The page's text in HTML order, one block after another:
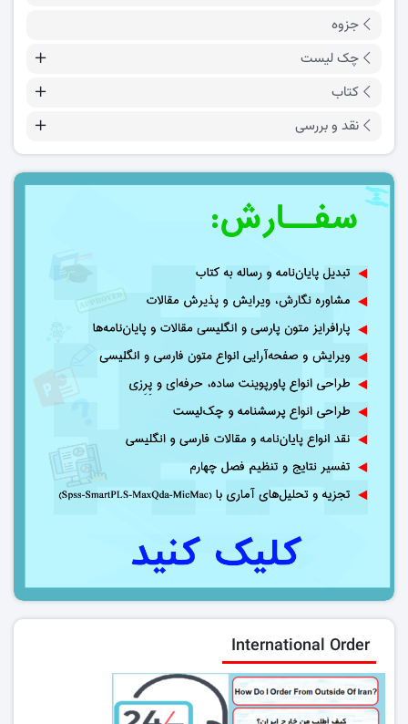
جزوه
چک لیست
کتاب
نقد و بررسی
International Order